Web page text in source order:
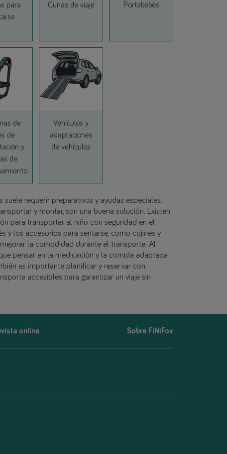
para
Link
Cunas de viajeLink PortabebésLink
de
de
y
de
Link
Vehículos y
adaptaciones
de vehículos
requerir preparativos y ayudas especiales.
y montar, son una buena solución. Existen
para transportar al niño con seguridad en el
y los accesorios para sentarse, como cojines y
la comodidad durante el transporte. Al
pensar en la medicación y la comida adaptada
es importante planificar y reservar con
accesibles para garantizar un viaje sin
online Sobre FiNiFox